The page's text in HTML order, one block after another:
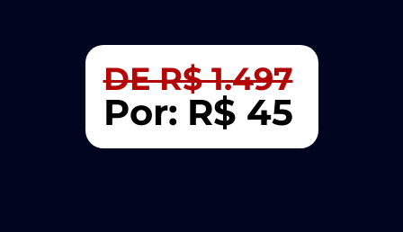
DE R$ 1.497
Por: R$ 45